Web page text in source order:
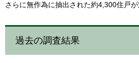
さらに無作為に抽出された約4,300住戸が
過去の調査結果